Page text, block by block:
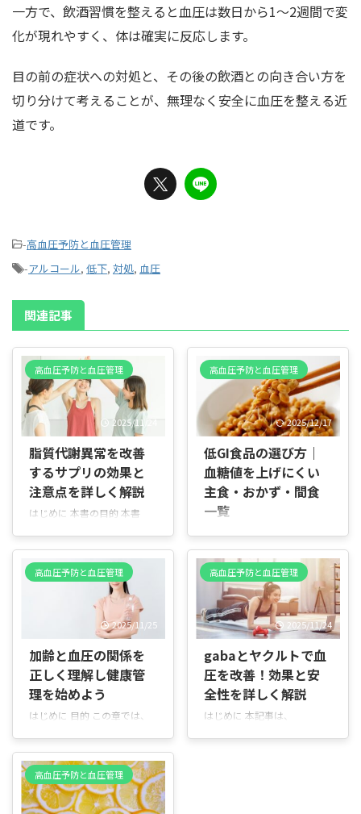
一方で、飲酒習慣を整えると血圧は数日から1〜2週間で変
化が現れやすく、体は確実に反応します。
目の前の症状への対処と、その後の飲酒との向き合い方を
切り分けて考えることが、無理なく安全に血圧を整える近
道です。
-高血圧予防と血圧管理
-アルコール, 低下, 対処, 血圧
関連記事
高血圧予防と血圧管理
2025/11/24
脂質代謝異常を改善
するサプリの効果と
注意点を詳しく解説
はじめに 本書の目的 本書
を、サプリメントの観点から
わかりやすく整理したガイド
です。基礎知識から成分の効
果、安全性、具体的な選び方
や生活習慣との併用法まで、
日常に生かせる実践的な内容
を目指します。 誰に向けた内
容か 血液検査で中性脂肪や
LDLコレステロールが気にな
生活改善をしたい方、サプリ
で補助的に対策を考えている
方に向けています。医療行為
の代替ではなく、補助的な情
報としてお読みください。 本
書で扱うこと 脂質代謝異常の
高血圧予防と血圧管理
2025/12/17
低GI食品の選び方｜
血糖値を上げにくい
主食・おかず・間食
一覧
ど“どの食品を選ぶか”が重要
です。同じ炭水化物でもGI値
（血糖上昇スピード）が低い
食品を選ぶだけで、食後の急
上昇を大きく抑えることがで
きます。この記事では、主
で整理し、ひと目で選べる形
にまとめ直しました。 低GI食
品を選ぶだけでは血糖値のコ
ントロールは不十分で
よって糖の吸収スピードが大
高血圧予防と血圧管理
2025/11/25
加齢と血圧の関係を
正しく理解し健康管
理を始めよう
はじめに 目的 この章では、
ます。以降の章で詳しく触れ
る内容（生理的背景、年齢別
の特徴、高齢者のリスク、女
高血圧予防と血圧管理
2025/11/24
gabaとヤクルトで血
圧を改善！効果と安
全性を詳しく解説
はじめに 本記事は、
高血圧予防と血圧管理